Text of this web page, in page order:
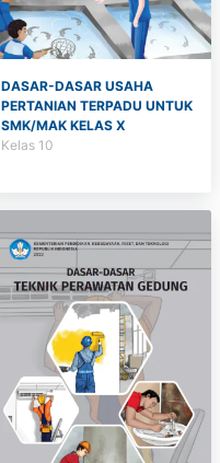
DASAR-DASAR USAHA
PERTANIAN TERPADU UNTUK
SMK/MAK KELAS X
Kelas 10